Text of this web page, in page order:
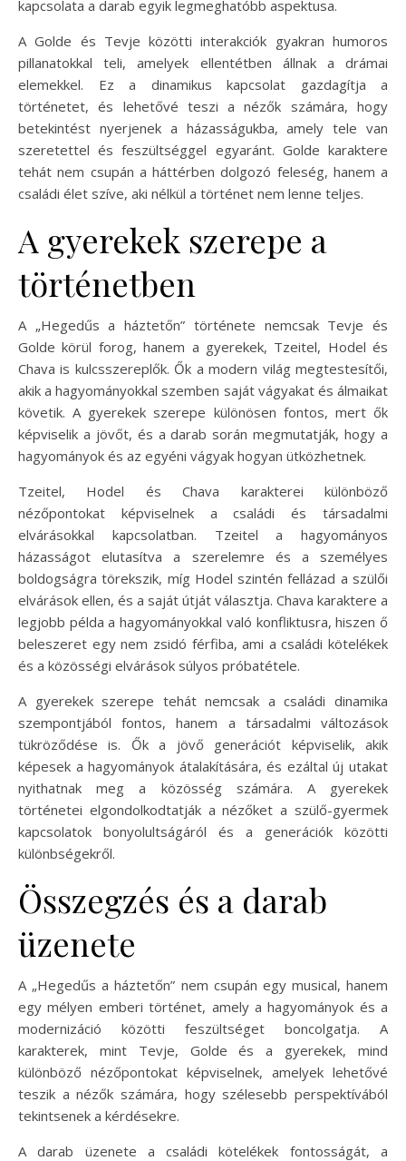
kapcsolata a darab egyik legmeghatóbb aspektusa.
A Golde és Tevje közötti interakciók gyakran humoros
pillanatokkal teli, amelyek ellentétben állnak a drámai
elemekkel. Ez a dinamikus kapcsolat gazdagítja a
történetet, és lehetővé teszi a nézők számára, hogy
betekintést nyerjenek a házasságukba, amely tele van
szeretettel és feszültséggel egyaránt. Golde karaktere
tehát nem csupán a háttérben dolgozó feleség, hanem a
családi élet szíve, aki nélkül a történet nem lenne teljes.
A gyerekek szerepe a
történetben
A „Hegedűs a háztetőn” története nemcsak Tevje és
Golde körül forog, hanem a gyerekek, Tzeitel, Hodel és
Chava is kulcsszereplők. Ők a modern világ megtestesítői,
akik a hagyományokkal szemben saját vágyakat és álmaikat
követik. A gyerekek szerepe különösen fontos, mert ők
képviselik a jövőt, és a darab során megmutatják, hogy a
hagyományok és az egyéni vágyak hogyan ütközhetnek.
Tzeitel, Hodel és Chava karakterei különböző
nézőpontokat képviselnek a családi és társadalmi
elvárásokkal kapcsolatban. Tzeitel a hagyományos
házasságot elutasítva a szerelemre és a személyes
boldogságra törekszik, míg Hodel szintén fellázad a szülői
elvárások ellen, és a saját útját választja. Chava karaktere a
legjobb példa a hagyományokkal való konfliktusra, hiszen ő
beleszeret egy nem zsidó férfiba, ami a családi kötelékek
és a közösségi elvárások súlyos próbatétele.
A gyerekek szerepe tehát nemcsak a családi dinamika
szempontjából fontos, hanem a társadalmi változások
tükröződése is. Ők a jövő generációt képviselik, akik
képesek a hagyományok átalakítására, és ezáltal új utakat
nyithatnak meg a közösség számára. A gyerekek
történetei elgondolkodtatják a nézőket a szülő-gyermek
kapcsolatok bonyolultságáról és a generációk közötti
különbségekről.
Összegzés és a darab
üzenete
A „Hegedűs a háztetőn” nem csupán egy musical, hanem
egy mélyen emberi történet, amely a hagyományok és a
modernizáció közötti feszültséget boncolgatja. A
karakterek, mint Tevje, Golde és a gyerekek, mind
különböző nézőpontokat képviselnek, amelyek lehetővé
teszik a nézők számára, hogy szélesebb perspektívából
tekintsenek a kérdésekre.
A darab üzenete a családi kötelékek fontosságát, a